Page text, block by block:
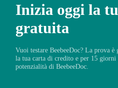
Inizia oggi la
gratuita
Vuoi testare BeebeeDoc? La prova
la tua carta di credito e per 15
potenzialità di BeebeeDoc.